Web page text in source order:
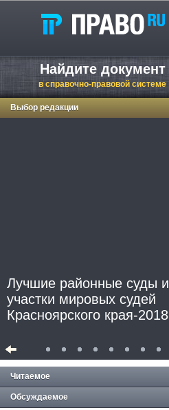
Найдите документ
в справочно-правовой системе
Выбор редакции
Лучшие районные суды и
участки мировых судей
Красноярского края-2018
Читаемое
Обсуждаемое